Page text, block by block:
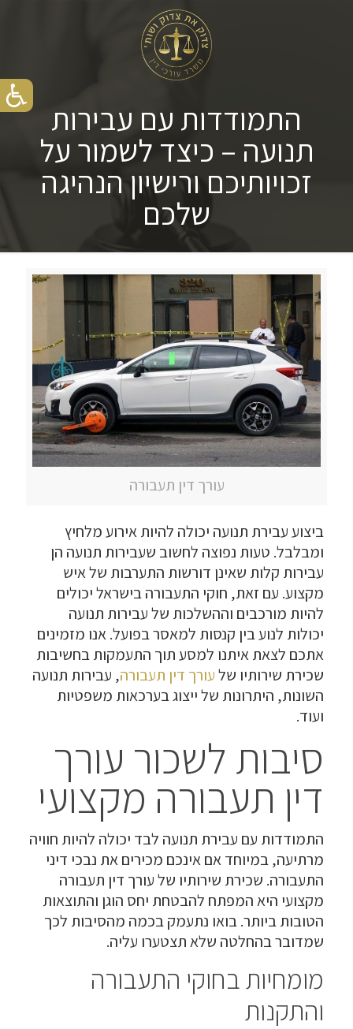
התמודדות עם עבירות
תנועה – כיצד לשמור על
זכויותיכם ורישיון הנהיגה
שלכם
עורך דין תעבורה
ביצוע עבירת תנועה יכולה להיות אירוע מלחיץ
ומבלבל. טעות נפוצה לחשוב שעבירות תנועה הן
עבירות קלות שאינן דורשות התערבות של איש
מקצוע. עם זאת, חוקי התעבורה בישראל יכולים
להיות מורכבים וההשלכות של עבירות תנועה
יכולות לנוע בין קנסות למאסר בפועל. אנו מזמינים
אתכם לצאת איתנו למסע תוך התעמקות בחשיבות
שכירת שירותיו שלעורך דין תעבורה, עבירות תנועה
השונות, היתרונות של ייצוג בערכאות משפטיות
ועוד.
סיבות לשכור עורך
דין תעבורה מקצועי
התמודדות עם עבירת תנועה לבד יכולה להיות חוויה
מרתיעה, במיוחד אם אינכם מכירים את נבכי דיני
התעבורה. שכירת שירותיו של עורך דין תעבורה
מקצועי היא המפתח להבטחת יחס הוגן והתוצאות
הטובות ביותר. בואו נתעמק בכמה מהסיבות לכך
שמדובר בהחלטה שלא תצטערו עליה.
מומחיות בחוקי התעבורה
והתקנות